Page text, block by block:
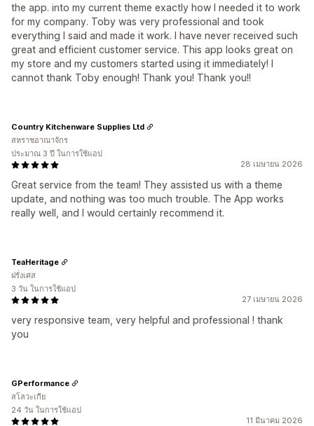
the app. into my current theme exactly how I needed it to work
for my company. Toby was very professional and took
everything I said and made it work. I have never received such
great and efficient customer service. This app looks great on
my store and my customers started using it immediately! I
cannot thank Toby enough! Thank you! Thank you!!
28 เมษายน 2026
Great service from the team! They assisted us with a theme
update, and nothing was too much trouble. The App works
really well, and I would certainly recommend it.
Country Kitchenware Supplies Ltd
สหราชอาณาจักร
ประมาณ 3 ปี ในการใช้แอป
27 เมษายน 2026
very responsive team, very helpful and professional ! thank
you
TeaHeritage
ฝรั่งเศส
3 วัน ในการใช้แอป
11 มีนาคม 2026
GPerformance
สโลวะเกีย
24 วัน ในการใช้แอป